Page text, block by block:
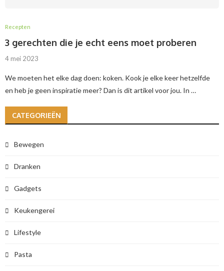
Recepten
3 gerechten die je echt eens moet proberen
4 mei 2023
We moeten het elke dag doen: koken. Kook je elke keer hetzelfde
en heb je geen inspiratie meer? Dan is dit artikel voor jou. In …
CATEGORIEËN
Bewegen
Dranken
Gadgets
Keukengerei
Lifestyle
Pasta